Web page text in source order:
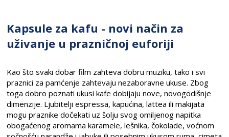
Kapsule za kafu - novi način za
uživanje u prazničnoj euforiji
Kao što svaki dobar film zahteva dobru muziku, tako i svi
praznici za pamćenje zahtevaju nezaboravne ukuse. Zbog
toga dobro poznati ukusi kafe dobijaju nove, novogodišnje
dimenzije. Ljubitelji espressa, kapućina, lattea ili makijata
mogu praznike dočekati uz šolju svog omiljenog napitka
obogaćenog aromama karamele, lešnika, čokolade, voćnom